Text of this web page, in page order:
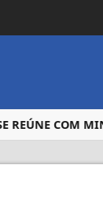
REÚNE COM